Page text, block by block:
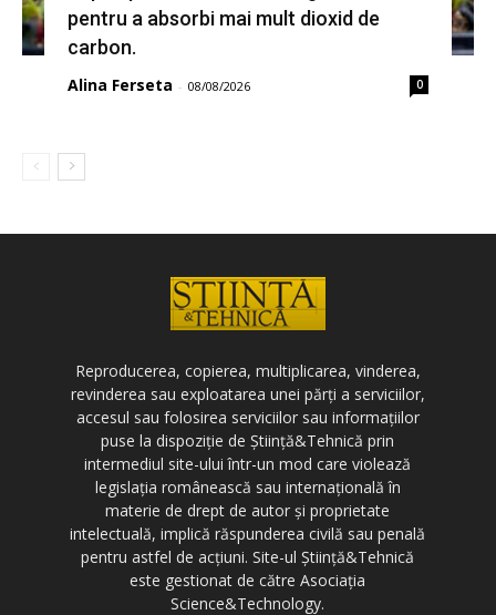
pentru a absorbi mai mult dioxid de
carbon.
Alina Ferseta - 08/08/2026 0
Reproducerea, copierea, multiplicarea, vinderea,
revinderea sau exploatarea unei părți a serviciilor,
accesul sau folosirea serviciilor sau informațiilor
puse la dispoziție de Știință&Tehnică prin
intermediul site-ului într-un mod care violează
legislația românească sau internațională în
materie de drept de autor și proprietate
intelectuală, implică răspunderea civilă sau penală
pentru astfel de acțiuni. Site-ul Știință&Tehnică
este gestionat de către Asociația
Science&Technology.